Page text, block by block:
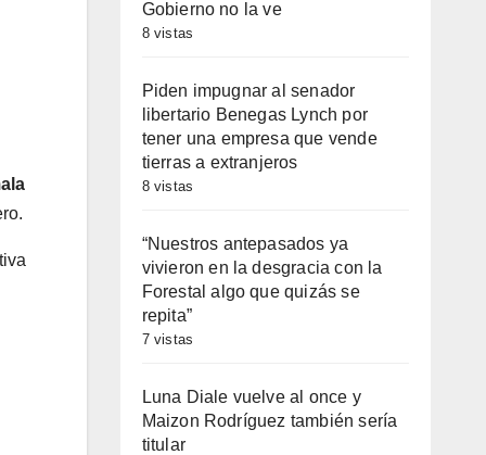
Gobierno no la ve
8 vistas
Piden impugnar al senador
libertario Benegas Lynch por
tener una empresa que vende
tierras a extranjeros
8 vistas
“Nuestros antepasados ya
vivieron en la desgracia con la
Forestal algo que quizás se
repita”
7 vistas
Luna Diale vuelve al once y
Maizon Rodríguez también sería
titular